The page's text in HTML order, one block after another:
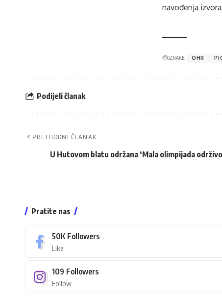
navođenja
OZNAKE: OHR
Podijeli članak
PRETHODNI ČLANAK
U Hutovom blatu održana ‘Mala olimpijada
Pratite nas
50K Followers
Like
109 Followers
Follow